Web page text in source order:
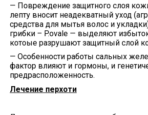
— Повреждение защитного слоя
лепту вносит неадекватный уход
средства для мытья волос и
грибки – P.ovale — выделяют
котоые разрушают защитный слой
— Особенности работы сальных
фактор влияют и гормоны, и
предрасположенность.
Лечение перхоти